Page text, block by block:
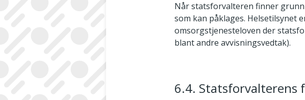
Når statsforvalteren finner
som kan påklages. Helsetilsynet
omsorgstjenesteloven der
blant andre avvisningsvedtak).
6.4. Statsforvalterens